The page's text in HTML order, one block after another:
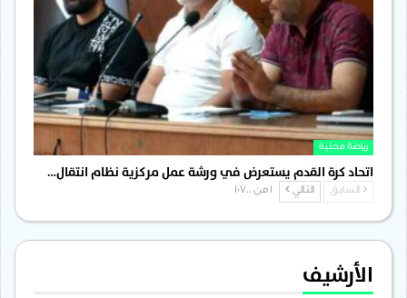
رياضة محلية
اتحاد كرة القدم يستعرض في ورشة عمل مركزية نظام انتقال…
السابق التالي
الأرشيف